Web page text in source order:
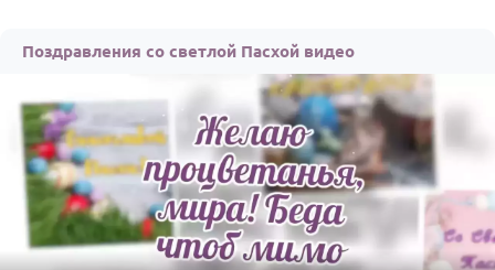
Песни поздравления
Открытки
Стихи и тексты
ПРАЗДНИКИ
С Днем рождения
Юбилей
ОТЗЫВЫ
Поздравления со светлой Пасхой видео